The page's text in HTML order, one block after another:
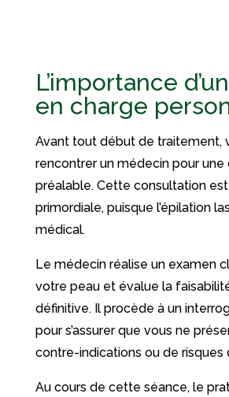
L’importance
en charge
Avant tout début de traitement,
rencontrer un médecin pour une
préalable. Cette consultation
primordiale, puisque l’épilation
médical.
Le médecin réalise un examen
votre peau et évalue la
définitive. Il procède à un
pour s’assurer que vous ne
contre-indications ou de risques
Au cours de cette séance, le